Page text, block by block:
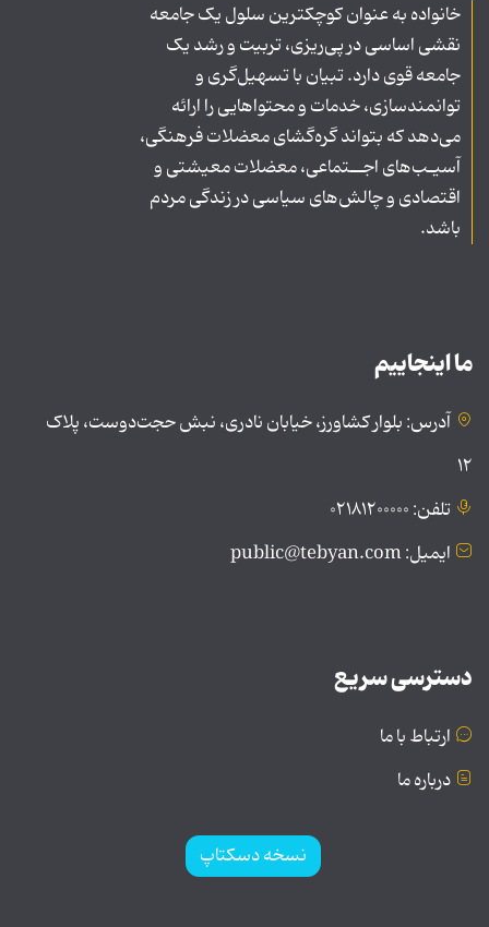
خانواده به عنوان کوچکترین سلول یک جامعه
نقشی اساسی در پی‌ریزی، تربیت و رشد یک
جامعه قوی دارد. تبیان با تسهیل‌گری و
توانمندسازی، خدمات و محتواهایی را ارائه
می‌دهد که بتواند گره‌گشای معضلات فرهنگی،
آسیـب‌های اجــتماعی، معضلات معیشتی و
اقتصادی و چالش‌های سیاسی در زندگی مردم
باشد.
ما اینجاییم
آدرس: بلوار کشاورز، خیابان نادری، نبش حجت‌دوست، پلاک
۱۲
تلفن: ۰۲۱۸۱۲۰۰۰۰۰
ایمیل: public@tebyan.com
دسترسی سریع
ارتباط با ما
درباره ما
نسخه دسکتاپ